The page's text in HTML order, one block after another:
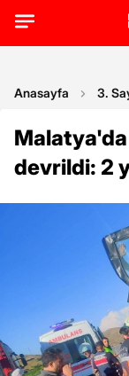
Anasayfa 3.
devrildi: 2